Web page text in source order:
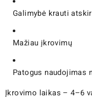
Galimybė krauti
Mažiau įkrovimų
Patogus naudojimas
Įkrovimo laikas – 4–6